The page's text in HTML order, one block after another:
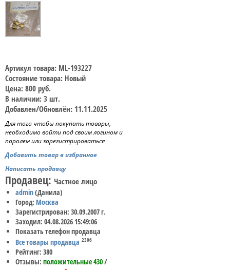
Артикул товара: ML-193227
Состояние товара: Новый
Цена: 800 руб.
В наличии: 3 шт.
Добавлен/Обновлён: 11.11.2025
Для того чтобы покупать товары,
необходимо войти под своим логином и
паролем или зарегистрироваться
Добавить товар в избранное
Написать продавцу
Продавец: Частное лицо
admin(Данила)
Город: Москва
Зарегистрирован: 30.09.2007 г.
Заходил: 04.08.2026 15:49:06
Показать телефон продавца
Все товары продавца 2306
Рейтинг: 380
Отзывы: положительные 430/